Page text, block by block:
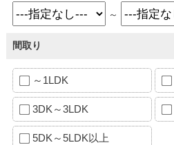
～
間取り
～1LDK
3DK～3LDK
5DK～5LDK以上